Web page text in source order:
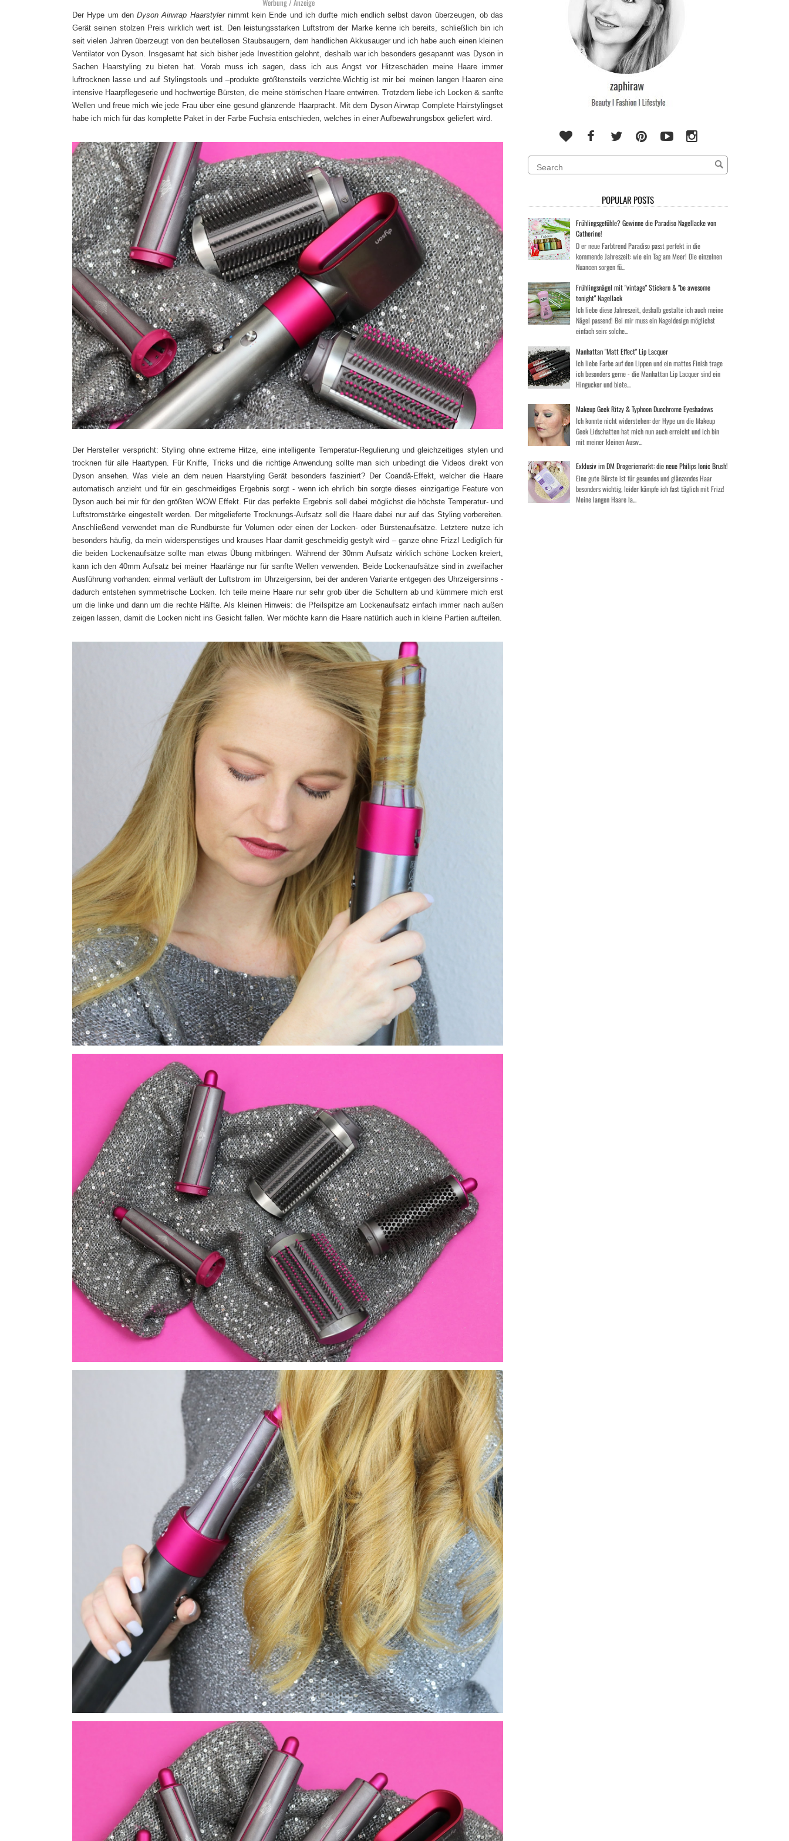
Der Hype um denDyson Airwrap Haarstylernimmt kein Ende und ich durfte mich endlich selbst davon überzeugen, ob das
Gerät seinen stolzen Preis wirklich wert ist. Den leistungsstarken Luftstrom der Marke kenne ich bereits, schließlich bin ich
seit vielen Jahren überzeugt von den beutellosen Staubsaugern, dem handlichen Akkusauger und ich habe auch einen kleinen
Ventilator von Dyson. Insgesamt hat sich bisher jede Investition gelohnt, deshalb war ich besonders gesapannt was Dyson in
Sachen Haarstyling zu bieten hat. Vorab muss ich sagen, dass ich aus Angst vor Hitzeschäden meine Haare immer
luftrocknen lasse und auf Stylingstools und –produkte größtensteils verzichte.Wichtig ist mir bei meinen langen Haaren eine
intensive Haarpflegeserie und hochwertige Bürsten, die meine störrischen Haare entwirren. Trotzdem liebe ich Locken & sanfte
Wellen und freue mich wie jede Frau über eine gesund glänzende Haarpracht. Mit dem Dyson Airwrap Complete Hairstylingset
habe ich mich für das komplette Paket in der Farbe Fuchsia entschieden, welches in einer Aufbewahrungsbox geliefert wird.
Der Hersteller verspricht: Styling ohne extreme Hitze, eine intelligente Temperatur-Regulierung und gleichzeitiges stylen und
trocknen für alle Haartypen. Für Kniffe, Tricks und die richtige Anwendung sollte man sich unbedingt die Videos direkt von
Dyson ansehen. Was viele an dem neuen Haarstyling Gerät besonders fasziniert? Der Coandă-Effekt, welcher die Haare
automatisch anzieht und für ein geschmeidiges Ergebnis sorgt - wenn ich ehrlich bin sorgte dieses einzigartige Feature von
Dyson auch bei mir für den größten WOW Effekt. Für das perfekte Ergebnis soll dabei möglichst die höchste Temperatur- und
Luftstromstärke eingestellt werden. Der mitgelieferte Trocknungs-Aufsatz soll die Haare dabei nur auf das Styling vorbereiten.
Anschließend verwendet man die Rundbürste für Volumen oder einen der Locken- oder Bürstenaufsätze. Letztere nutze ich
besonders häufig, da mein widerspenstiges und krauses Haar damit geschmeidig gestylt wird – ganze ohne Frizz! Lediglich für
die beiden Lockenaufsätze sollte man etwas Übung mitbringen. Während der 30mm Aufsatz wirklich schöne Locken kreiert,
kann ich den 40mm Aufsatz bei meiner Haarlänge nur für sanfte Wellen verwenden. Beide Lockenaufsätze sind in zweifacher
Ausführung vorhanden: einmal verläuft der Luftstrom im Uhrzeigersinn, bei der anderen Variante entgegen des Uhrzeigersinns -
dadurch entstehen symmetrische Locken. Ich teile meine Haare nur sehr grob über die Schultern ab und kümmere mich erst
um die linke und dann um die rechte Hälfte. Als kleinen Hinweis: die Pfeilspitze am Lockenaufsatz einfach immer nach außen
zeigen lassen, damit die Locken nicht ins Gesicht fallen. Wer möchte kann die Haare natürlich auch in kleine Partien aufteilen.
POPULAR POSTS
Frühlingsgefühle? Gewinne die Paradiso Nagellacke von
Catherine!
D er neue Farbtrend Paradiso passt perfekt in die
kommende Jahreszeit: wie ein Tag am Meer! Die einzelnen
Nuancen sorgen fü...
Frühlingsnägel mit "vintage" Stickern & "be awesome
tonight" Nagellack
Ich liebe diese Jahreszeit, deshalb gestalte ich auch meine
Nägel passend! Bei mir muss ein Nageldesign möglichst
einfach sein: solche...
Manhattan "Matt Effect" Lip Lacquer
Ich liebe Farbe auf den Lippen und ein mattes Finish trage
ich besonders gerne - die Manhattan Lip Lacquer sind ein
Hingucker und biete...
Makeup Geek Ritzy & Typhoon Duochrome Eyeshadows
Ich konnte nicht widerstehen: der Hype um die Makeup
Geek Lidschatten hat mich nun auch erreicht und ich bin
mit meiner kleinen Ausw...
Exklusiv im DM Drogeriemarkt: die neue Philips Ionic Brush!
Eine gute Bürste ist für gesundes und glänzendes Haar
besonders wichtig, leider kämpfe ich fast täglich mit Frizz!
Meine langen Haare la...